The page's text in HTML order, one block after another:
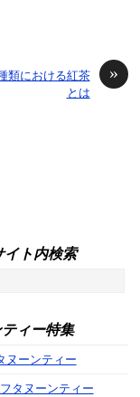
»
類における紅茶
とは
ト内検索
ィー特集
ヌーンティー
タヌーンティー